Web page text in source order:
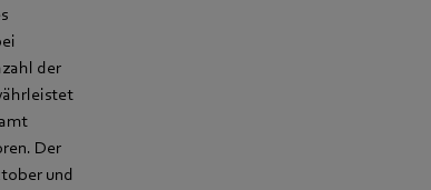
der
Der
und